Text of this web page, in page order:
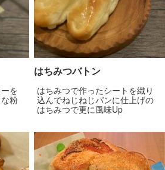
を
粉
はちみつバトン
はちみつで作ったシートを織り
込んでねじねじパンに仕上げの
はちみつで更に風味Up